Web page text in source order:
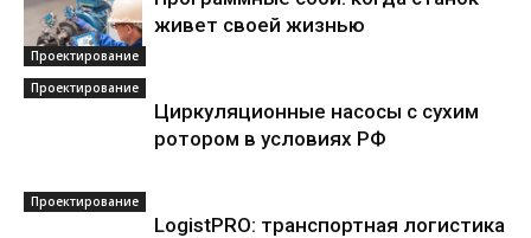
Проектирование
живет своей жизнью
Проектирование
Циркуляционные насосы с сухим
ротором в условиях РФ
Проектирование
LogistPRO: транспортная логистика